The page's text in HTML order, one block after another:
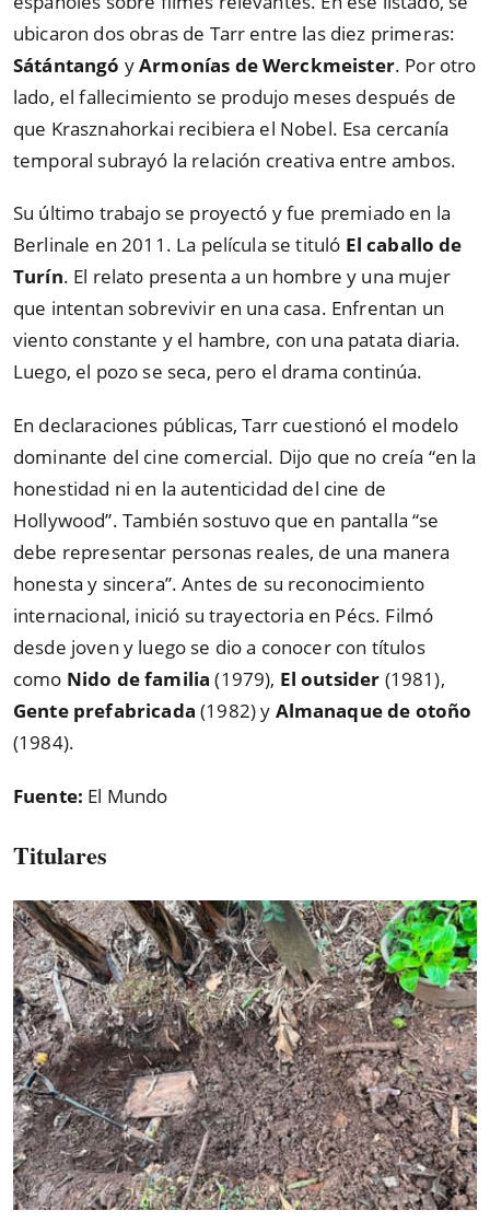
ubicaron dos obras de Tarr entre las diez primeras:
Sátántangó yArmonías de Werckmeister. Por otro
lado, el fallecimiento se produjo meses después de
que Krasznahorkai recibiera el Nobel. Esa cercanía
temporal subrayó la relación creativa entre ambos.
Su último trabajo se proyectó y fue premiado en la
Berlinale en 2011. La película se tituló El caballo de
Turín. El relato presenta a un hombre y una mujer
que intentan sobrevivir en una casa. Enfrentan un
viento constante y el hambre, con una patata diaria.
Luego, el pozo se seca, pero el drama continúa.
En declaraciones públicas, Tarr cuestionó el modelo
dominante del cine comercial. Dijo que no creía “en la
honestidad ni en la autenticidad del cine de
Hollywood”. También sostuvo que en pantalla “se
debe representar personas reales, de una manera
honesta y sincera”. Antes de su reconocimiento
internacional, inició su trayectoria en Pécs. Filmó
desde joven y luego se dio a conocer con títulos
como Nido de familia (1979), El outsider (1981),
Gente prefabricada (1982) y Almanaque de otoño
(1984).
Fuente: El Mundo
Titulares